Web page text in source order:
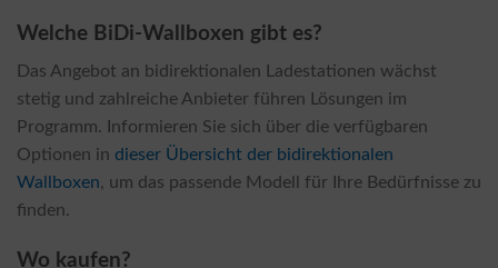
Welche BiDi-Wallboxen gibt es?
Das Angebot an bidirektionalen Ladestationen wächst
stetig und zahlreiche Anbieter führen Lösungen im
Programm. Informieren Sie sich über die verfügbaren
Optionen in dieser Übersicht der bidirektionalen
Wallboxen, um das passende Modell für Ihre Bedürfnisse zu
finden.
Wo kaufen?